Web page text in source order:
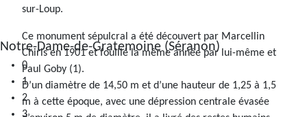
0
1
2
3
4
sur-Loup.
Ce monument sépulcral a été découvert par Marcellin
Chiris en 1901 et fouillé la même année par lui-même et
Paul Goby (1).
D’un diamètre de 14,50 m et d’une hauteur de 1,25 à 1,5
m à cette époque, avec une dépression centrale évasée